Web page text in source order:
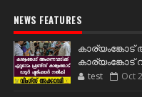
NEWS FEATURES
കാര്യംങ്കോട്
test Oct